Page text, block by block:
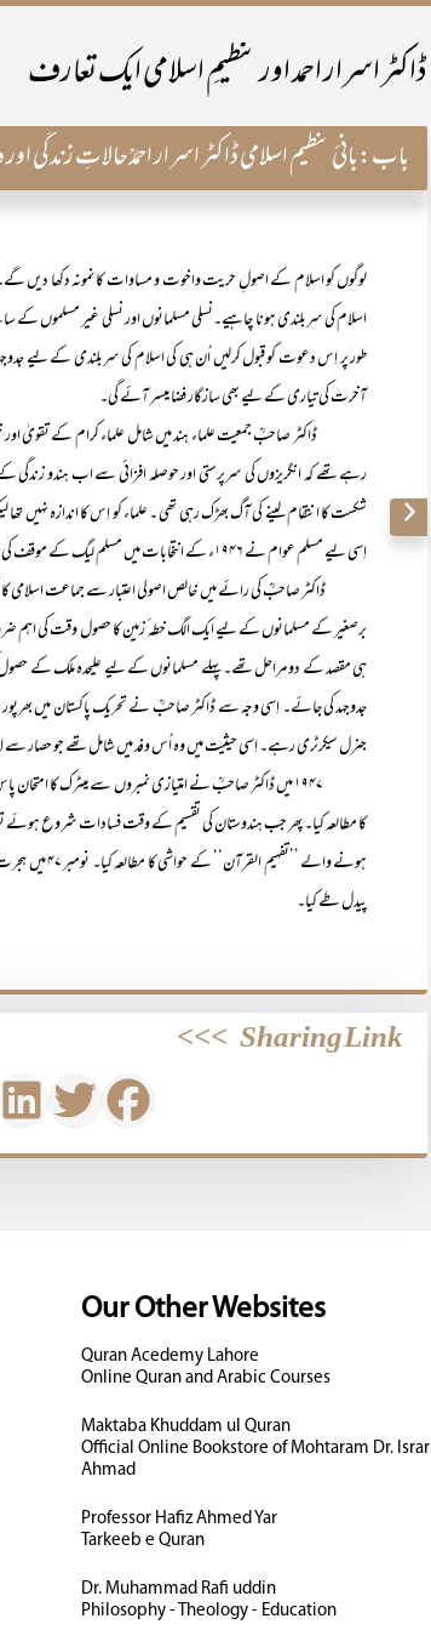
ڈاکٹر اسرار احمد اور تنظیمِ اسلامی ایک تعارف
باب:بانیٔ تنظیم اسلامی ڈاکٹر اسرار احمدؒحالاتِ زندگی
لوگوں کو اسلام کے اصولِ حریت واخوت و مساوات کا نمونہ دکھا دیں
اسلام کی سربلندی ہونا چاہیے۔نسلی مسلمانوں اور نسلی غیر مسلموں
طور پر اِس دعوت کو قبول کرلیں اُن ہی کی اسلام کی سربلندی کے لیے
آخرت کی تیاری کے لیے بھی سازگار فضا میسر آئے گی۔
ڈاکٹر صاحبؒ جمعیت علماء ہند میں شامل علماء کرام کے تقویٰ
رہے تھے کہ انگریزوں کی سرپرستی اور حوصلہ افزائی سے اب ہندو زندگی
شکست کا انتقام لینے کی آگ بھڑک رہی تھی ۔ علماء کو اِس کا اندازہ
اِسی لیے مسلم عوام نے ۱۹۴۶ء کے انتخابات میں مسلم لیگ کے موقف کی تائید کی اور اُس کے حق میں بھاری اکثریت سے رائے دی۔
ڈاکٹر صاحبؒ کی رائے میں خالص اصولی اعتبار سے جماعت اسلامی کا
برصغیر کے مسلمانوں کے لیے ایک الگ خطہ ٔ زمین کا حصول وقت کی
ہی مقصد کے دو مراحل تھے۔ پہلے مسلمانوں کے لیے علیحدہ ملک کے
جدوجہد کی جائے۔ اِسی وجہ سے ڈاکٹر صاحبؒ نے تحریک پاکستان میں بھرپور
جنرل سیکرٹری رہے۔ اِسی حیثیت میں وہ اُس وفد میں شامل تھے جو حصار سے
۱۹۴۷ میں ڈاکٹر صاحبؒ نے امتیازی نمبروں سے میٹرک کا
کا مطالعہ کیا۔ پھر جب ہندوستان کی تقسیم کے وقت فسادات شروع ہوئے تو
پیدل طے کیا۔
Sharing Link
>>>
Our Other Websites
Quran Acedemy Lahore
Online Quran and Arabic Courses
Maktaba Khuddam ul Quran
Official Online Bookstore of Mohtaram Dr. Israr
Ahmad
Professor Hafiz Ahmed Yar
Tarkeeb e Quran
Dr. Muhammad Rafi uddin
Philosophy - Theology - Education